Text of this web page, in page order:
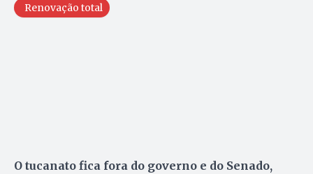
Renovação total
O tucanato fica fora do governo e do Senado,